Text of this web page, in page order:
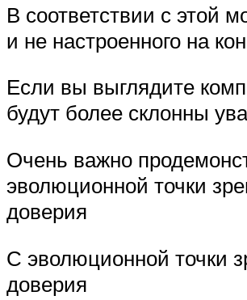
В соответствии с этой
и не настроенного на
Если вы выглядите
будут более склонны
Очень важно
эволюционной точки
доверия
С эволюционной точки
доверия